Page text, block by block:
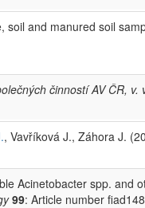
soil and manured soil
činností AV ČR, v.
, Vavříková J., Záhora J.
Acinetobacter spp. and
99: Article number